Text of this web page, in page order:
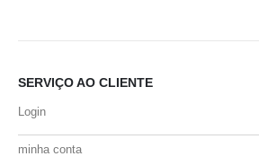
SERVIÇO AO CLIENTE
Login
minha conta